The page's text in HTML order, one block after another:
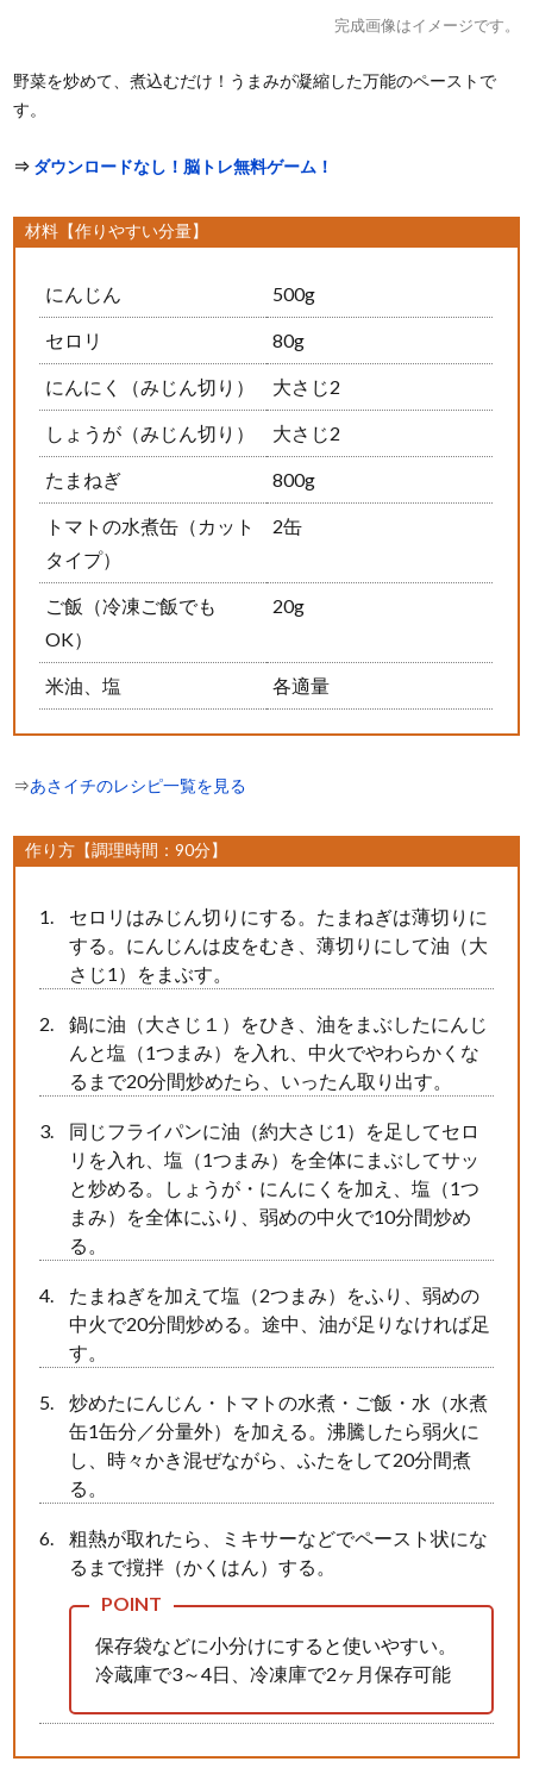
完成画像はイメージです。
野菜を炒めて、煮込むだけ！うまみが凝縮した万能のペーストで
す。
⇒ ダウンロードなし！脳トレ無料ゲーム！
材料【作りやすい分量】
にんじん 500g
セロリ 80g
にんにく（みじん切り） 大さじ2
しょうが（みじん切り） 大さじ2
たまねぎ 800g
トマトの水煮缶（カット
タイプ）
2缶
ご飯（冷凍ご飯でも
OK）
20g
米油、塩 各適量
⇒あさイチのレシピ一覧を見る
作り方【調理時間：90分】
セロリはみじん切りにする。たまねぎは薄切りに
する。にんじんは皮をむき、薄切りにして油（大
さじ1）をまぶす。
鍋に油（大さじ１）をひき、油をまぶしたにんじ
んと塩（1つまみ）を入れ、中火でやわらかくな
るまで20分間炒めたら、いったん取り出す。
同じフライパンに油（約大さじ1）を足してセロ
リを入れ、塩（1つまみ）を全体にまぶしてサッ
と炒める。しょうが・にんにくを加え、塩（1つ
まみ）を全体にふり、弱めの中火で10分間炒め
る。
たまねぎを加えて塩（2つまみ）をふり、弱めの
中火で20分間炒める。途中、油が足りなければ足
す。
炒めたにんじん・トマトの水煮・ご飯・水（水煮
缶1缶分／分量外）を加える。沸騰したら弱火に
し、時々かき混ぜながら、ふたをして20分間煮
る。
粗熱が取れたら、ミキサーなどでペースト状にな
るまで撹拌（かくはん）する。
保存袋などに小分けにすると使いやすい。
冷蔵庫で3～4日、冷凍庫で2ヶ月保存可能